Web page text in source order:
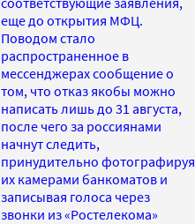
еще до открытия МФЦ.
Поводом стало
распространенное в
мессенджерах сообщение о
том, что отказ якобы можно
написать лишь до 31 августа,
после чего за россиянами
начнут следить,
принудительно фотографируя
их камерами банкоматов и
записывая голоса через
звонки из «Ростелекома»